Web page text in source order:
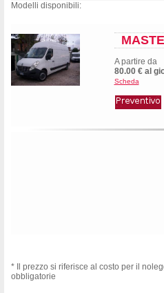
Modelli disponibili:
A partire da
80.00 € al
Scheda
* Il prezzo si riferisce al costo per il
obbligatorie